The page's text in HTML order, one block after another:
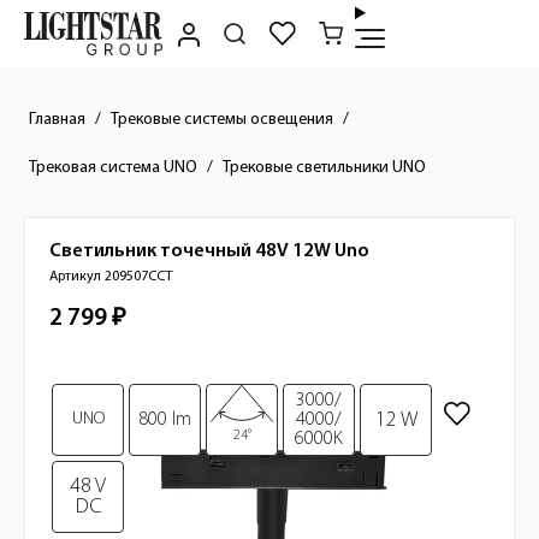
Главная Трековые системы освещения
Трековая система UNO Трековые светильники UNO
Краткое описание товара
Изображения товара
UNO 800 lm
24°
3000/
4000/
6000K
12 W
48 V
DC
Светильник точечный 48V 12W Uno
Артикул 209507CCT
Стоимость товара
2 799 ₽